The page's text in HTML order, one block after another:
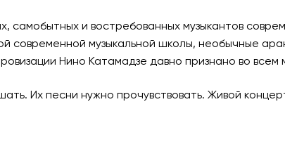
самобытных и востребованных музыкантов
современной музыкальной школы, необычные
Нино Катамадзе давно признано во всем
Их песни нужно прочувствовать. Живой